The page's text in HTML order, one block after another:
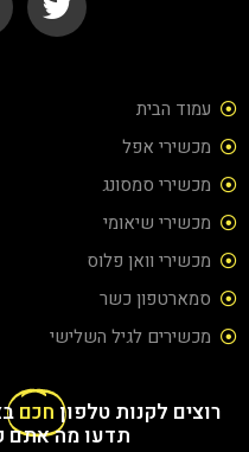
עמוד הבית
מכשירי אפל
מכשירי סמסונג
מכשירי שיאומי
מכשירי וואן פלוס
סמארטפון כשר
מכשירים לגיל השלישי
רוצים לקנות טלפון חכם
תדעו מה אתם